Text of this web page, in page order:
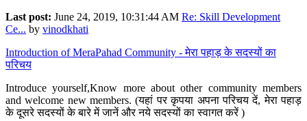
Last post: June 24, 2019, 10:31:44 AM Re: Skill Development
Ce... by vinodkhati
Introduction of MeraPahad Community - मेरा पहाड़ के सदस्यों का
परिचय
Introduce yourself,Know more about other community members
and welcome new members. (यहां पर कृपया अपना परिचय दें, मेरा पहाड़
के दूसरे सदस्यों के बारे में जानें और नये सदस्यों का स्वागत करें )